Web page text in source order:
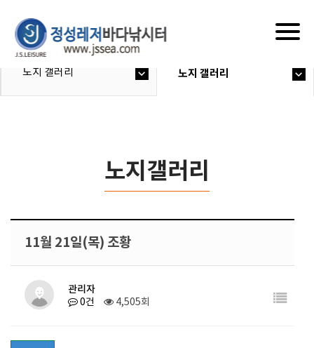
노지 갤러리 노지 갤러리
노지갤러리
11월 21일(목) 조황
관리자
0건 4,505회